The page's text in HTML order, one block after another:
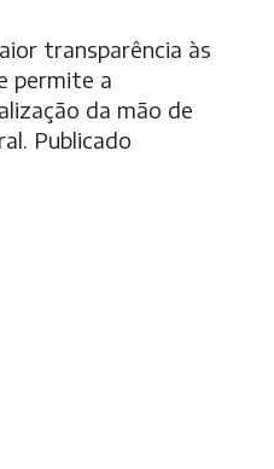
transparência às
permite a
da mão de
Publicado